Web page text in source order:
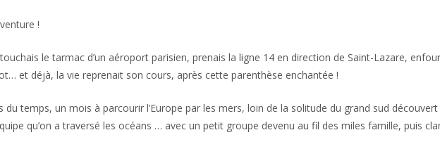
!
le tarmac d’un aéroport parisien, prenais la ligne 14 en direction de Saint-Lazare,
et déjà, la vie reprenait son cours, après cette parenthèse enchantée !
du temps, un mois à parcourir l’Europe par les mers, loin de la solitude du grand sud
qu’on a traversé les océans … avec un petit groupe devenu au fil des miles famille, puis